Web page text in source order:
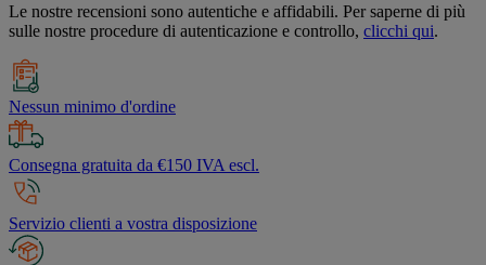
Le nostre recensioni sono autentiche e affidabili. Per saperne di più
sulle nostre procedure di autenticazione e controllo, clicchi qui.
Nessun minimo d'ordine
Consegna gratuita da €150 IVA escl.
Servizio clienti a vostra disposizione